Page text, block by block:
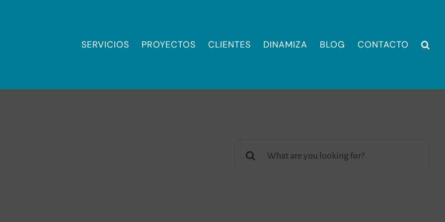
SERVICIOS PROYECTOS CLIENTES DINAMIZA BLOG CONTACTO